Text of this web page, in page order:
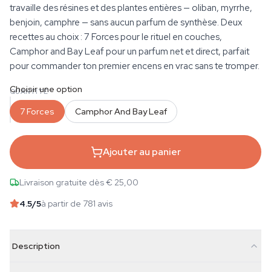
travaille des résines et des plantes entières — oliban, myrrhe,
benjoin, camphre — sans aucun parfum de synthèse. Deux
recettes au choix : 7 Forces pour le rituel en couches,
Camphor and Bay Leaf pour un parfum net et direct, parfait
pour commander ton premier encens en vrac sans te tromper.
QUANTITÉ
Choisir une option
7 Forces Camphor And Bay Leaf
Ajouter au panier
Livraison gratuite dès € 25,00
4.5/5à partir de 781 avis
Description